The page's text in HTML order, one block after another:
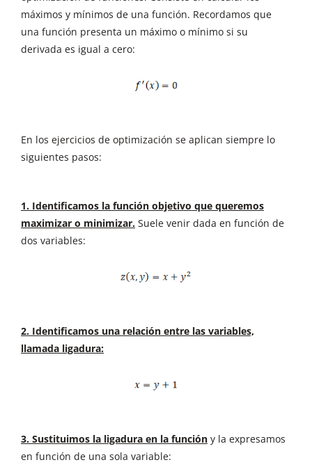
máximos y mínimos de una función. Recordamos que
una función presenta un máximo o mínimo si su
derivada es igual a cero:
En los ejercicios de optimización se aplican siempre lo
siguientes pasos:
1. Identificamos la función objetivo que queremos
maximizar o minimizar. Suele venir dada en función de
dos variables:
2. Identificamos una relación entre las variables,
llamada ligadura:
3. Sustituimos la ligadura en la función y la expresamos
en función de una sola variable: